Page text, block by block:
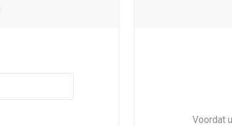
Voordat